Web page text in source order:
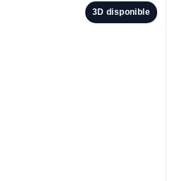
3D disponible